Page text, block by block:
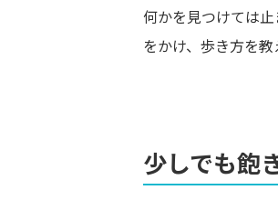
何かを見つけては
をかけ、歩き方を
少しでも飽